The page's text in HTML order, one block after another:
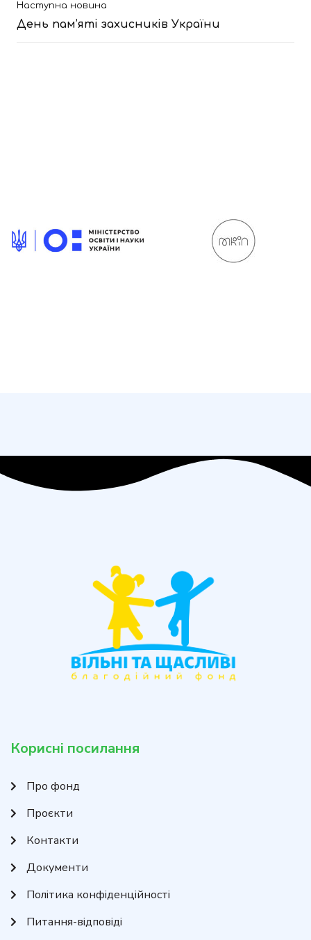
Наступна новина
День пам’яті захисників України
Корисні посилання
Про фонд
Проєкти
Контакти
Документи
Політика конфіденційності
Питання-відповіді